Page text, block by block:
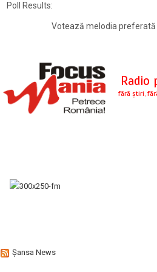
Poll Results:
Votează melodia preferată
Şansa News